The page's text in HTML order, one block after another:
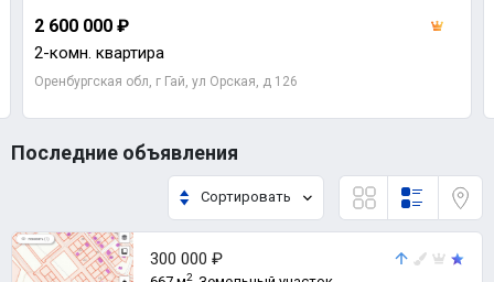
2 600 000 ₽
2-комн. квартира
Оренбургская обл, г Гай, ул Орская, д 126
Последние объявления
Сортировать
300 000 ₽
2